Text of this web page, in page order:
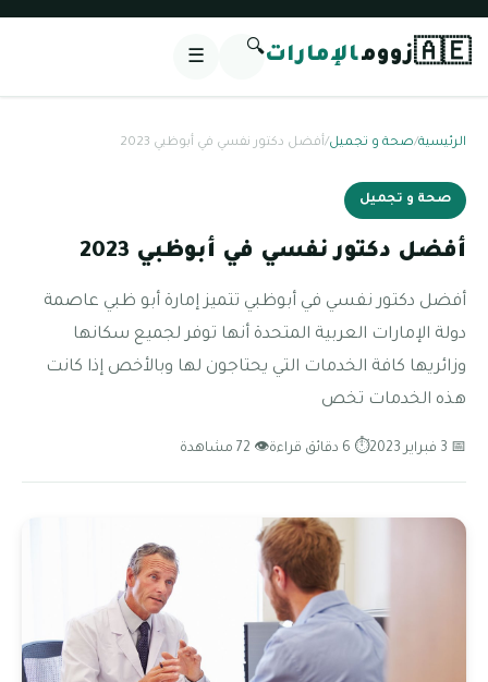
🇦🇪زوومالإمارات🔍
☰
الرئيسية/صحة و تجميل/أفضل دكتور نفسي في أبوظبي 2023
صحة و تجميل
أفضل دكتور نفسي في أبوظبي 2023
أفضل دكتور نفسي في أبوظبي تتميز إمارة أبو ظبي عاصمة
دولة الإمارات العربية المتحدة أنها توفر لجميع سكانها
وزائريها كافة الخدمات التي يحتاجون لها وبالأخص إذا كانت
هذه الخدمات تخص
📅 3 فبراير 2023 ⏱ 6 دقائق قراءة 👁 72 مشاهدة